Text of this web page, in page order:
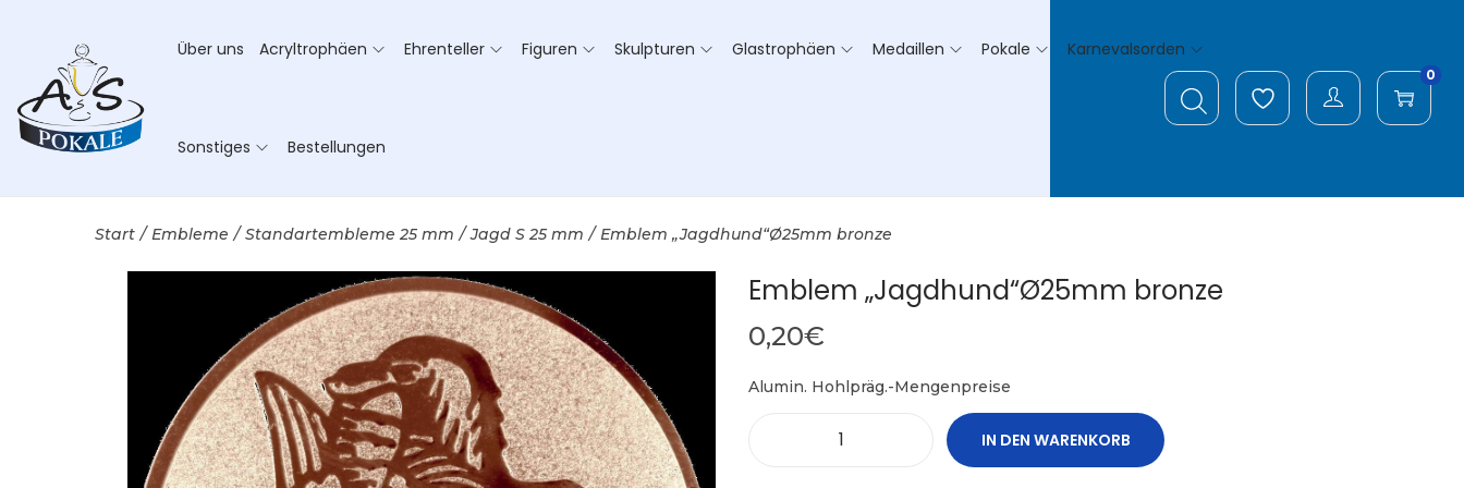
Über uns Acryltrophäen Ehrenteller Figuren Skulpturen Glastrophäen Medaillen Pokale Karnevalsorden
Sonstiges Bestellungen
0
Start / Embleme / Standartembleme 25 mm / Jagd S 25 mm / Emblem „Jagdhund“Ø25mm bronze
Emblem „Jagdhund“Ø25mm bronze
0,20€
Alumin. Hohlpräg.-Mengenpreise
IN DEN WARENKORB